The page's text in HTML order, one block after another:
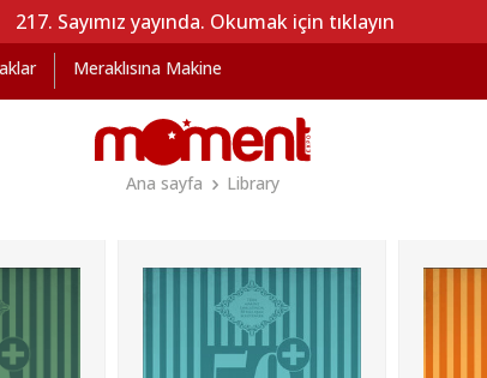
217. Sayımız yayında. Okumak için tıklayın
Meraklısına Makine
Ana sayfa
Library